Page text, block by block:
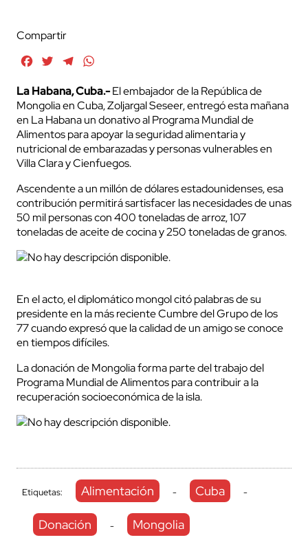
Compartir
FacebookTwitterTelegram
La Habana, Cuba.-El embajador de la República de
Mongolia en Cuba, Zoljargal Seseer, entregó esta mañana
en La Habana un donativo al Programa Mundial de
Alimentos para apoyar la seguridad alimentaria y
nutricional de embarazadas y personas vulnerables en
Villa Clara y Cienfuegos.
Ascendente a un millón de dólares estadounidenses, esa
contribución permitirá sartisfacer las necesidades de unas
50 mil personas con 400 toneladas de arroz, 107
toneladas de aceite de cocina y 250 toneladas de granos.
En el acto, el diplomático mongol citó palabras de su
presidente en la más reciente Cumbre del Grupo de los
77 cuando expresó que la calidad de un amigo se conoce
en tiempos difíciles.
La donación de Mongolia forma parte del trabajo del
Programa Mundial de Alimentos para contribuir a la
recuperación socioeconómica de la isla.
Etiquetas: Alimentación - Cuba -
Donación - Mongolia